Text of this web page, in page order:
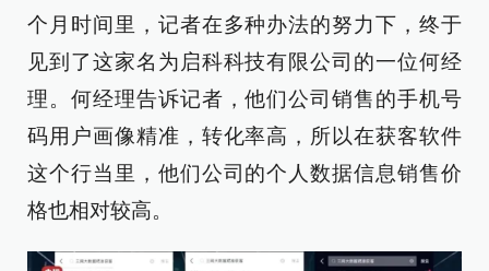
个月时间里，记者在多种办法的努力下，终于
见到了这家名为启科科技有限公司的一位何经
理。何经理告诉记者，他们公司销售的手机号
码用户画像精准，转化率高，所以在获客软件
这个行当里，他们公司的个人数据信息销售价
格也相对较高。